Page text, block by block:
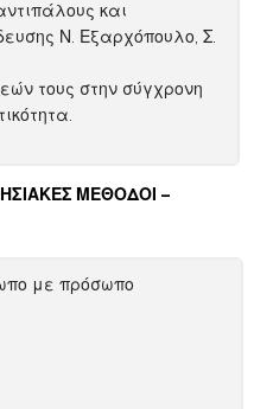
και
Ν. Εξαρχόπουλο, Σ.
τους στην σύγχρονη
ΜΕΘΟΔΟΙ –
με πρόσωπο